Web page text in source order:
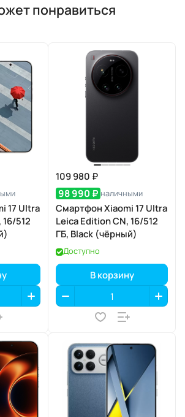
понравиться
17 Ultra
512
109 980 ₽
98 990 ₽ наличными
Смартфон Xiaomi 17 Ultra
Leica Edition CN, 16/512
ГБ, Black (чёрный)
Доступно
В корзину